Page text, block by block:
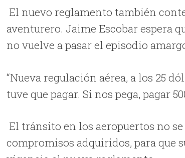
El nuevo reglamento también
aventurero. Jaime Escobar espera
no vuelve a pasar el episodio
“Nueva regulación aérea, a los 25
tuve que pagar. Si nos pega, pagar
El tránsito en los aeropuertos no
compromisos adquiridos, para que